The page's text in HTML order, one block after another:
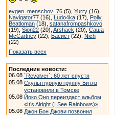
evgen_menschov_76 (5), Yurry (16),
Navigator77 (16), Ludo4ka (17), Polly
Beatloman (18), satanafrompashkovo
(19), Sion22 (20), Arshack (20), Саша
McCartney (22), Басист (22), Nich
(22)
Показать всех
Последние новости:
06.08 `Revolver`: 60 лет спустя
05.08 Скульптурную группу Битлз
установили в Томске
05.08 Йоко Оно переиздаст альбом
«It’s Alright (I See Rainbows)»
05.08 Джон Бон Джови позвонил